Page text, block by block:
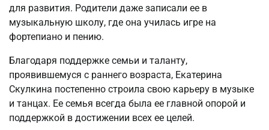
для развития. Родители даже записали ее в
музыкальную школу, где она училась игре на
фортепиано и пению.
Благодаря поддержке семьи и таланту,
проявившемуся с раннего возраста, Екатерина
Скулкина постепенно строила свою карьеру в музыке
и танцах. Ее семья всегда была ее главной опорой и
поддержкой в достижении всех ее целей.